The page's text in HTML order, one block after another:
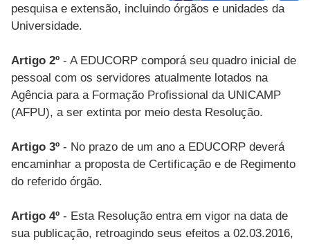
pesquisa e extensão, incluindo órgãos e unidades da
Universidade.
Artigo 2º - A EDUCORP comporá seu quadro inicial de
pessoal com os servidores atualmente lotados na
Agência para a Formação Profissional da UNICAMP
(AFPU), a ser extinta por meio desta Resolução.
Artigo 3º - No prazo de um ano a EDUCORP deverá
encaminhar a proposta de Certificação e de Regimento
do referido órgão.
Artigo 4º - Esta Resolução entra em vigor na data de
sua publicação, retroagindo seus efeitos a 02.03.2016,